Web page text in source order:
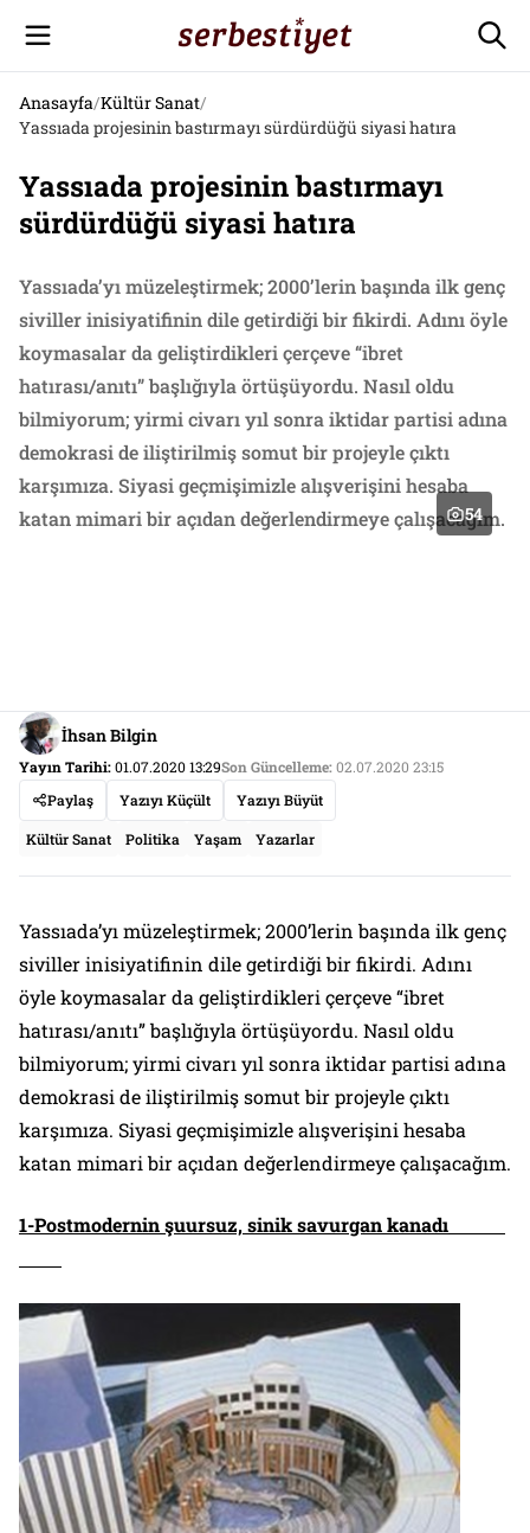
Anasayfa/Kültür Sanat/
Yassıada projesinin bastırmayı sürdürdüğü siyasi hatıra
Yassıada projesinin bastırmayı
sürdürdüğü siyasi hatıra
Yassıada’yı müzeleştirmek; 2000’lerin başında ilk genç
siviller inisiyatifinin dile getirdiği bir fikirdi. Adını öyle
koymasalar da geliştirdikleri çerçeve “ibret
hatırası/anıtı” başlığıyla örtüşüyordu. Nasıl oldu
bilmiyorum; yirmi civarı yıl sonra iktidar partisi adına
demokrasi de iliştirilmiş somut bir projeyle çıktı
karşımıza. Siyasi geçmişimizle alışverişini hesaba
katan mimari bir açıdan değerlendirmeye çalışacağım.
54
İhsan Bilgin
Yayın Tarihi:01.07.2020 13:29Son Güncelleme:02.07.2020 23:15
Paylaş
Yazıyı Küçült Yazıyı Büyüt
Kültür Sanat Politika Yaşam Yazarlar
Yassıada’yı müzeleştirmek; 2000’lerin başında ilk genç
siviller inisiyatifinin dile getirdiği bir fikirdi. Adını
öyle koymasalar da geliştirdikleri çerçeve “ibret
hatırası/anıtı” başlığıyla örtüşüyordu. Nasıl oldu
bilmiyorum; yirmi civarı yıl sonra iktidar partisi adına
demokrasi de iliştirilmiş somut bir projeyle çıktı
karşımıza. Siyasi geçmişimizle alışverişini hesaba
katan mimari bir açıdan değerlendirmeye çalışacağım.
1-Postmodernin şuursuz, sinik savurgan kanadı